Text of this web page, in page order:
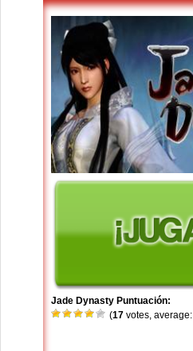
Jade Dynasty Puntuación:
(17 votes, average: